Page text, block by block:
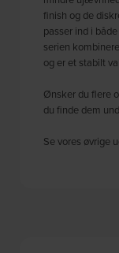
finish og de
passer ind i
serien
og er et stabilt
Ønsker du flere
du finde dem
Se vores øvrige